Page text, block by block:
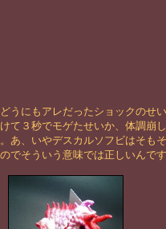
うにもアレだったショックのせ
て３秒でモゲたせいか、体調崩
あ、いやデスカルソフビはそも
でそういう意味では正しいんで